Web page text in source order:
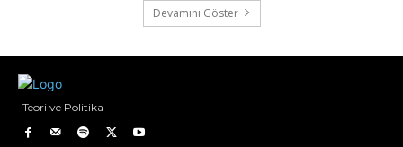
Devamını Göster
Teori ve Politika